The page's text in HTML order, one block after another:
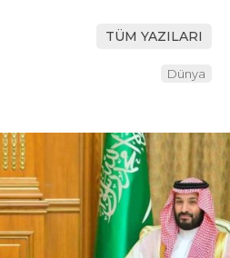
TÜM YAZILARI
Dünya